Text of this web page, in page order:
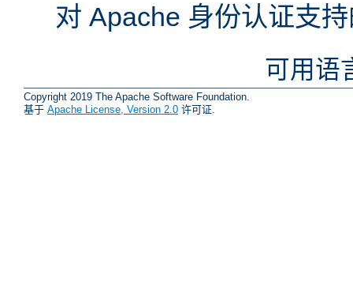
对 Apache 身份认证支
可用语
Copyright 2019 The Apache Software Foundation.
基于 Apache License, Version 2.0 许可证.